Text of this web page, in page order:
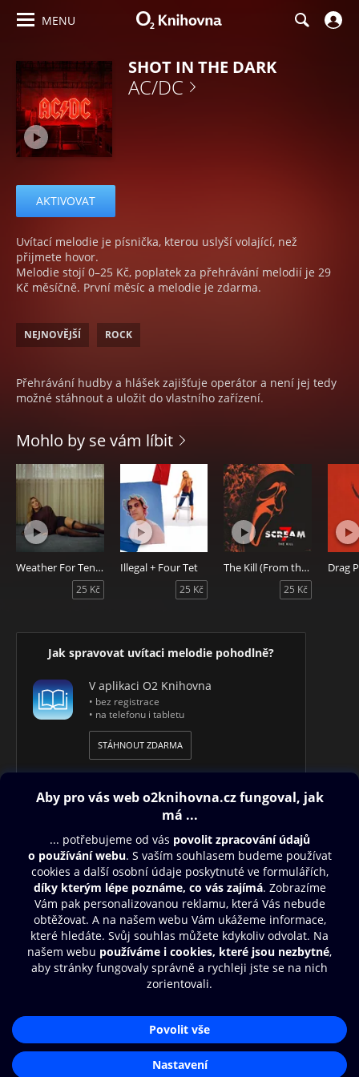
MENU
SHOT IN THE DARK
AC/DC
AKTIVOVAT
Uvítací melodie je písnička, kterou uslyší volající, než
přijmete hovor.
Melodie stojí 0–25 Kč, poplatek za přehrávání melodií je 29
Kč měsíčně. První měsíc a melodie je zdarma.
NEJNOVĚJŠÍ ROCK
Přehrávání hudby a hlášek zajišťuje operátor a není jej tedy
možné stáhnout a uložit do vlastního zařízení.
Mohlo by se vám líbit
Weather For Tennis
25 Kč
Illegal + Four Tet
25 Kč
The Kill (From the Original Motion Picture "Scream 7")
25 Kč
Drag
Jak spravovat uvítaci melodie pohodlně?
V aplikaci O2 Knihovna
• bez registrace
• na telefonu i tabletu
STÁHNOUT ZDARMA
Obsah ke stažení
Moje O2 Knihovna
Další zábava
© O2 Czech Republic a.s.
Zásady zpracování osobních údajůAplikace O2 Knihovna
Čti a poslouchej své e-knihy a